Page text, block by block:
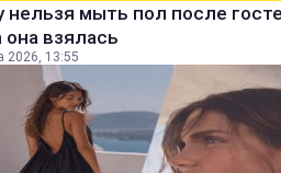
нельзя мыть пол после
она взялась
2026, 13:55